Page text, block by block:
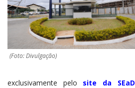
(Foto: Divulgação)
exclusivamente pelo site da SEaD